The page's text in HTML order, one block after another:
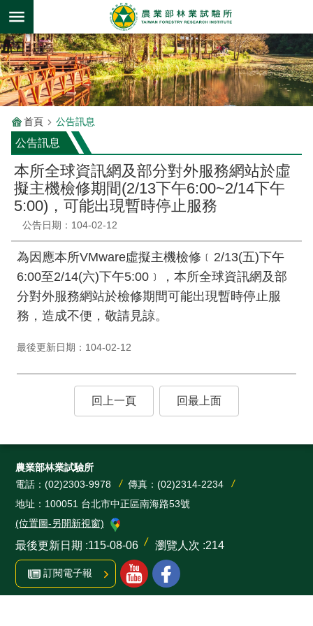
跳到主要內容區塊
首頁 公告訊息
公告訊息
本所全球資訊網及部分對外服務網站於虛
擬主機檢修期間(2/13下午6:00~2/14下午
5:00)，可能出現暫時停止服務
公告日期：104-02-12
為因應本所VMware虛擬主機檢修﹝2/13(五)下午
6:00至2/14(六)下午5:00﹞，本所全球資訊網及部
分對外服務網站於檢修期間可能出現暫時停止服
務，造成不便，敬請見諒。
最後更新日期：104-02-12
回上一頁 回最上面
農業部林業試驗所
電話：(02)2303-9978
傳真：(02)2314-2234
地址：100051 台北市中正區南海路53號
(位置圖-另開新視窗)
訂閱電子報
最後更新日期 115-08-06 瀏覽人次 214